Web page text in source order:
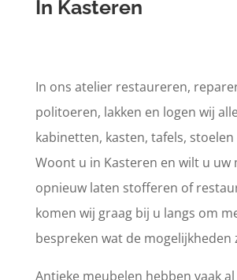
In Kasteren
In ons atelier restaureren,
politoeren, lakken en logen wij
kabinetten, kasten, tafels,
Woont u in Kasteren en wilt u uw
opnieuw laten stofferen of
komen wij graag bij u langs om
bespreken wat de mogelijkheden
Antieke meubelen hebben vaak